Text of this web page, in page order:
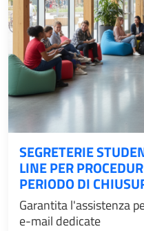
SEGRETERIE
LINE PER
PERIODO DI
Garantita l'assistenza
e-mail dedicate